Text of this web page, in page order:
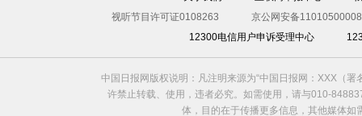
视听节目许可证0108263
京公网安备
12300电信用户申诉受理中心
中国日报网版权说明：凡注明来源为“中国日报网：XXX（
许禁止转载、使用，违者必究。如需使用，请与010-
体，目的在于传播更多信息，其他媒体